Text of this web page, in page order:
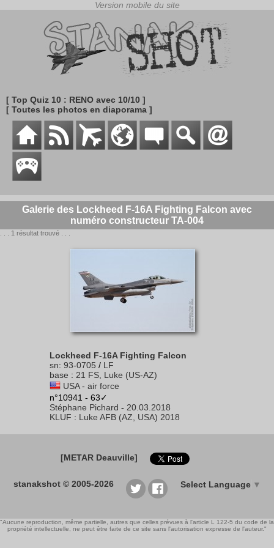
[ Top Quiz 10 : RENO avec 10/10 ]
[ Toutes les photos en diaporama ]
Galerie des Lockheed F-16A Fighting Falcon avec
numéro constructeur TA-004
. . . 1 résultat trouvé . . .
Lockheed F-16A Fighting Falcon
sn: 93-0705 / LF
base : 21 FS, Luke (US-AZ)
USA - air force
n°10941 - 63✓
Stéphane Pichard - 20.03.2018
KLUF : Luke AFB (AZ, USA) 2018
[METAR Deauville]
stanakshot © 2005-2026 Select Language ▼
"Aucune reproduction, même partielle, autres que celles prévues à l'article L 122-5 du code de la
propriété intellectuelle, ne peut être faite de ce site sans l'autorisation expresse de l'auteur."